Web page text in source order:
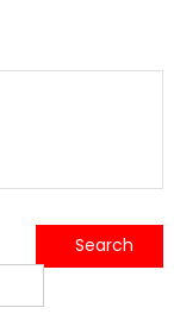
पंन्तनगर एयरपोर्ट सभागार में संपन्न हुई एरोड्रम कमेटी की बैठक……..